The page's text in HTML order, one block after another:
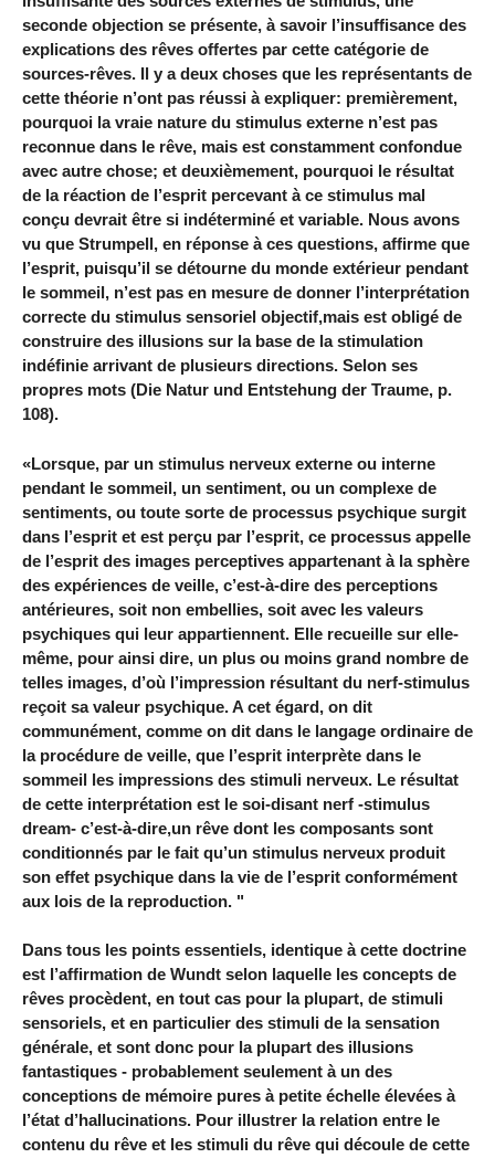
seconde objection se présente, à savoir l’insuffisance des
explications des rêves offertes par cette catégorie de
sources-rêves. Il y a deux choses que les représentants de
cette théorie n’ont pas réussi à expliquer: premièrement,
pourquoi la vraie nature du stimulus externe n’est pas
reconnue dans le rêve, mais est constamment confondue
avec autre chose; et deuxièmement, pourquoi le résultat
de la réaction de l’esprit percevant à ce stimulus mal
conçu devrait être si indéterminé et variable. Nous avons
vu que Strumpell, en réponse à ces questions, affirme que
l’esprit, puisqu’il se détourne du monde extérieur pendant
le sommeil, n’est pas en mesure de donner l’interprétation
correcte du stimulus sensoriel objectif,mais est obligé de
construire des illusions sur la base de la stimulation
indéfinie arrivant de plusieurs directions. Selon ses
propres mots (Die Natur und Entstehung der Traume, p.
108).
«Lorsque, par un stimulus nerveux externe ou interne
pendant le sommeil, un sentiment, ou un complexe de
sentiments, ou toute sorte de processus psychique surgit
dans l’esprit et est perçu par l’esprit, ce processus appelle
de l’esprit des images perceptives appartenant à la sphère
des expériences de veille, c’est-à-dire des perceptions
antérieures, soit non embellies, soit avec les valeurs
psychiques qui leur appartiennent. Elle recueille sur elle-
même, pour ainsi dire, un plus ou moins grand nombre de
telles images, d’où l’impression résultant du nerf-stimulus
reçoit sa valeur psychique. A cet égard, on dit
communément, comme on dit dans le langage ordinaire de
la procédure de veille, que l’esprit interprète dans le
sommeil les impressions des stimuli nerveux. Le résultat
de cette interprétation est le soi-disant nerf -stimulus
dream- c’est-à-dire,un rêve dont les composants sont
conditionnés par le fait qu’un stimulus nerveux produit
son effet psychique dans la vie de l’esprit conformément
aux lois de la reproduction. "
Dans tous les points essentiels, identique à cette doctrine
est l’affirmation de Wundt selon laquelle les concepts de
rêves procèdent, en tout cas pour la plupart, de stimuli
sensoriels, et en particulier des stimuli de la sensation
générale, et sont donc pour la plupart des illusions
fantastiques - probablement seulement à un des
conceptions de mémoire pures à petite échelle élevées à
l’état d’hallucinations. Pour illustrer la relation entre le
contenu du rêve et les stimuli du rêve qui découle de cette